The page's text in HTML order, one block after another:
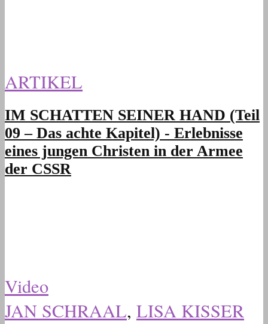
ARTIKEL
IM SCHATTEN SEINER HAND (Teil
09 – Das achte Kapitel) - Erlebnisse
eines jungen Christen in der Armee
der CSSR
Video
JAN SCHRAAL, LISA KISSER